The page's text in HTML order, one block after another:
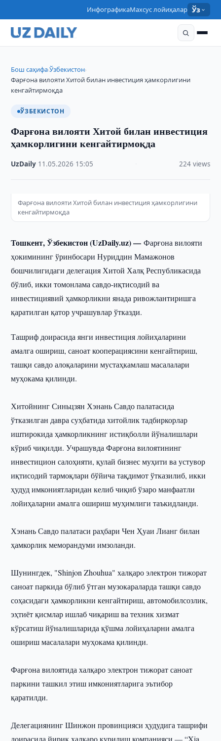
ИнфографикаМахсус лойиҳалар Ўз
Бош саҳифа›Ўзбекистон›
Фарғона вилояти Хитой билан инвестиция ҳамкорлигини
кенгайтирмоқда
ЎЗБЕКИСТОН
Фарғона вилояти Хитой билан инвестиция
ҳамкорлигини кенгайтирмоқда
UzDaily 11.05.2026 15:05 224 views
Фарғона вилояти Хитой билан инвестиция ҳамкорлигини
кенгайтирмоқда
Тошкент, Ўзбекистон (UzDaily.uz) —Фарғона вилояти
ҳокимининг ўринбосари Нуриддин Мамажонов
бошчилигидаги делегация Хитой Халқ Республикасида
бўлиб, икки томонлама савдо-иқтисодий ва
инвестициявий ҳамкорликни янада ривожлантиришга
қаратилган қатор учрашувлар ўтказди.
Ташриф доирасида янги инвестиция лойиҳаларини
амалга ошириш, саноат кооперациясини кенгайтириш,
ташқи савдо алоқаларини мустаҳкамлаш масалалари
муҳокама қилинди.
Хитойнинг Синьцзян Хэнань Савдо палатасида
ўтказилган давра суҳбатида хитойлик тадбиркорлар
иштирокида ҳамкорликнинг истиқболли йўналишлари
кўриб чиқилди. Учрашувда Фарғона вилоятининг
инвестицион салоҳияти, қулай бизнес муҳити ва устувор
иқтисодий тармоқлари бўйича тақдимот ўтказилиб, икки
ҳудуд имкониятларидан келиб чиқиб ўзаро манфаатли
лойиҳаларни амалга ошириш муҳимлиги таъкидланди.
Хэнань Савдо палатаси раҳбари Чен Ҳуаи Лианг билан
ҳамкорлик меморандуми имзоланди.
Шунингдек, "Shinjon Zhouhua" халқаро электрон тижорат
саноат паркида бўлиб ўтган музокараларда ташқи савдо
соҳасидаги ҳамкорликни кенгайтириш, автомобилсозлик,
эҳтиёт қисмлар ишлаб чиқариш ва техник хизмат
кўрсатиш йўналишларида қўшма лойиҳаларни амалга
ошириш масалалари муҳокама қилинди.
Фарғона вилоятида халқаро электрон тижорат саноат
паркини ташкил этиш имкониятларига эътибор
қаратилди.
Делегациянинг Шинжон провинцияси ҳудудига ташрифи
доирасида йирик халқаро қурилиш компанияси — “Xia